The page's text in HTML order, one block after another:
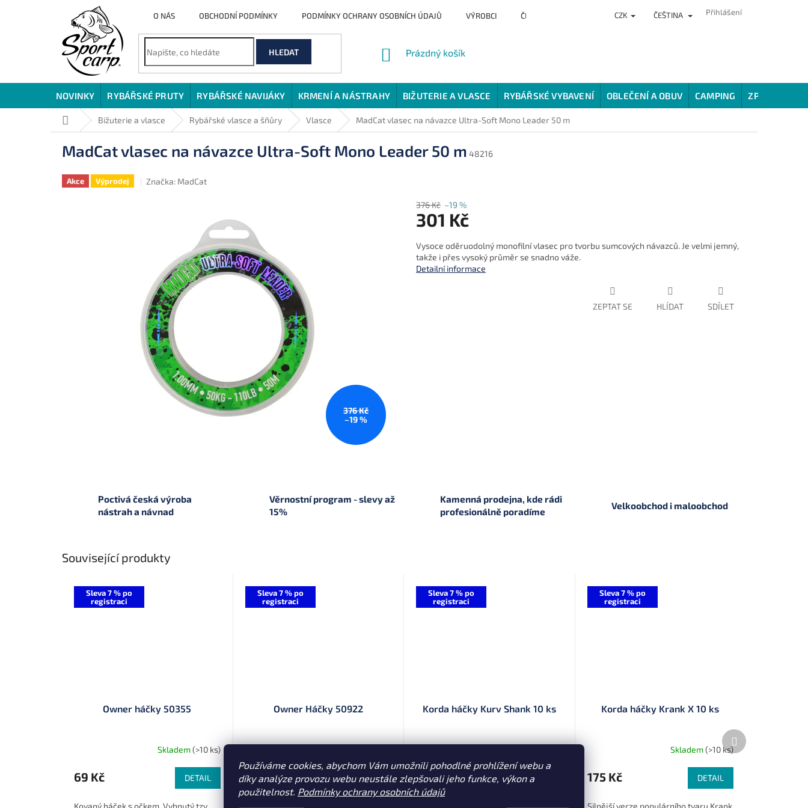
Používáme cookies, abychom Vám umožnili pohodlné prohlížení webu a
díky analýze provozu webu neustále zlepšovali jeho funkce, výkon a
použitelnost. Podmínky ochrany osobních údajů
O NÁS OBCHODNÍ PODMÍNKY PODMÍNKY OCHRANY OSOBNÍCH ÚDAJŮ VÝROBCI ČLÁNKY HODNOCENÍ OBCHODU VĚRNOSTNÍ
CZK ČEŠTINA Přihlášení
HLEDAT
NÁKUPNÍ
Prázdný košík
NOVINKY RYBÁŘSKÉ PRUTY RYBÁŘSKÉ NAVIJÁKY KRMENÍ A NÁSTRAHY BIŽUTERIE A VLASCE RYBÁŘSKÉ VYBAVENÍ OBLEČENÍ A OBUV CAMPING ZPŮSOBY
Domů Bižuterie a vlasce Rybářské vlasce a šňůry Vlasce MadCat vlasec na návazce Ultra-Soft Mono Leader 50 m
MadCat vlasec na návazce Ultra-Soft Mono Leader 50 m 48216
Akce Výprodej Značka: MadCat
376 Kč
–19 %
376 Kč –19 %
301 Kč
cena:
Vysoce oděruodolný monofilní vlasec pro tvorbu sumcových návazců. Je velmi jemný,
takže i přes vysoký průměr se snadno váže.
Detailní informace
ZEPTAT SE HLÍDAT SDÍLET
Poctivá česká výroba
nástrah a návnad
Věrnostní program - slevy až
15%
Kamenná prodejna, kde rádi
profesionálně poradíme
Velkoobchod i maloobchod
Související produkty
Sleva 7 % po
registraci
Owner háčky 50355
Skladem(>10 ks)
69 Kč DETAIL
Kovaný háček s očkem. Vyhnutý tzv.
Sleva 7 % po
registraci
Owner Háčky 50922
69 Kč DETAIL
Velmi tenký háček s očkem, určený
Sleva 7 % po
registraci
Korda háčky Kurv Shank 10 ks
175 Kč DETAIL
Háčky Korda Kurv Shank 10 ks jsou
Sleva 7 % po
registraci
Korda háčky Krank X 10 ks
Skladem(>10 ks)
175 Kč DETAIL
Silnější verze populárního tvaru Krank
Další
produkt